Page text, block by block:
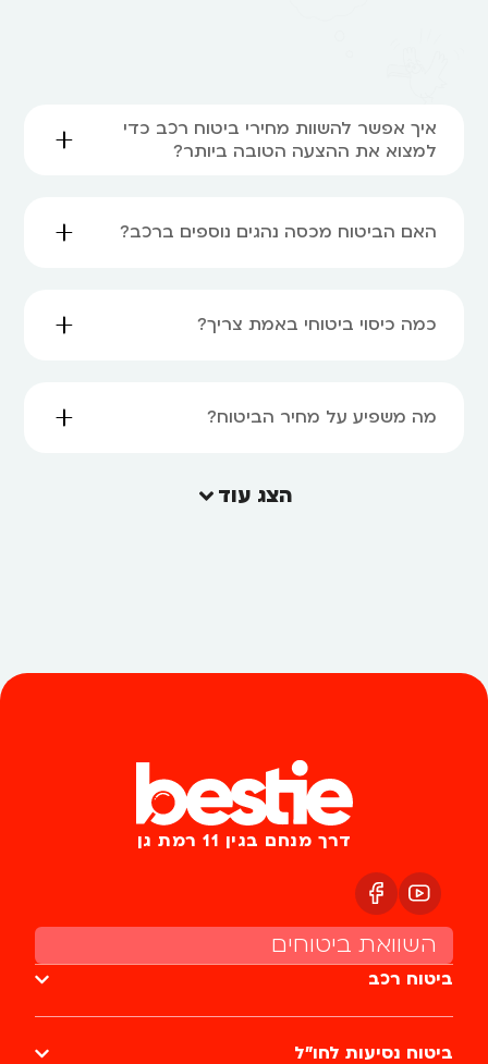
איך אפשר להשוות מחירי ביטוח רכב כדי
למצוא את ההצעה הטובה ביותר?
האם הביטוח מכסה נהגים נוספים ברכב?
כמה כיסוי ביטוחי באמת צריך?
מה משפיע על מחיר הביטוח?
הצג עוד
דרך מנחם בגין 11 רמת גן
השוואת ביטוחים
ביטוח רכב
ביטוח נסיעות לחו״ל